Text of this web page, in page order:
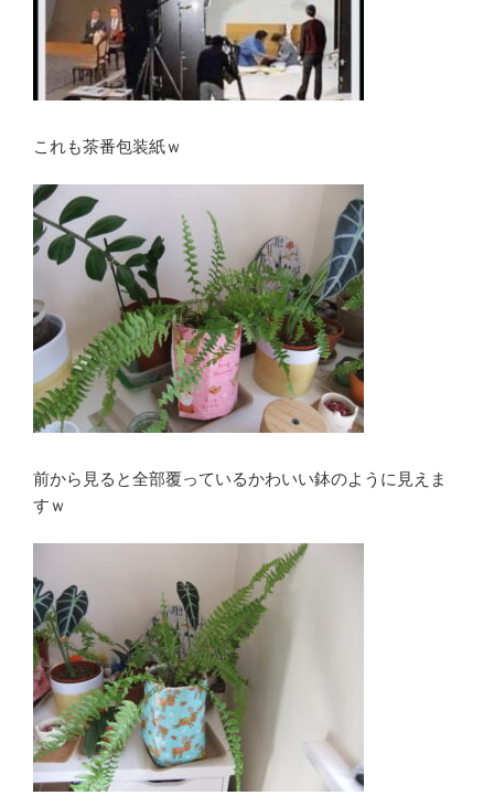
これも茶番包装紙ｗ
前から見ると全部覆っているかわいい鉢のように見えま
すｗ